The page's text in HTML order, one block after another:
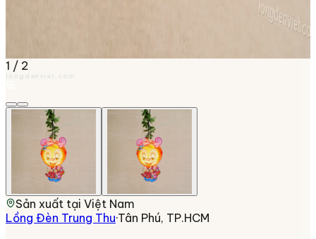
1 / 2
longdenviet.com
Sản xuất tại Việt Nam
Lồng Đèn Trung Thu·Tân Phú, TP.HCM